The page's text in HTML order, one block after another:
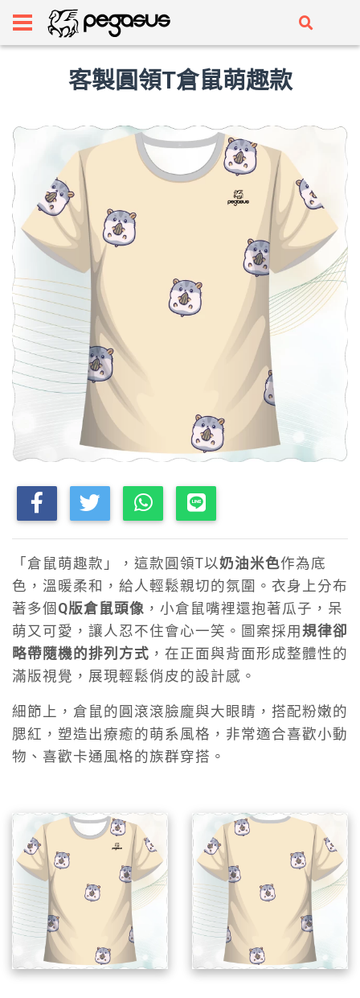
客製圓領T倉鼠萌趣款
「倉鼠萌趣款」，這款圓領T以奶油米色作為底
色，溫暖柔和，給人輕鬆親切的氛圍。衣身上分布
著多個 Q版倉鼠頭像 ，小倉鼠嘴裡還抱著瓜子，呆
萌又可愛，讓人忍不住會心一笑。圖案採用 規律卻
略帶隨機的排列方式 ，在正面與背面形成整體性的
滿版視覺，展現輕鬆俏皮的設計感。
細節上，倉鼠的圓滾滾臉龐與大眼睛，搭配粉嫩的
腮紅，塑造出療癒的萌系風格，非常適合喜歡小動
物、喜歡卡通風格的族群穿搭。